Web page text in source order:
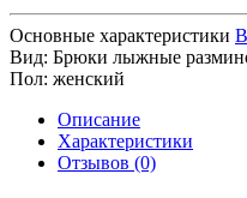
Основные характеристики
Вид: Брюки лыжные
Пол: женский
Описание
Характеристики
Отзывов (0)